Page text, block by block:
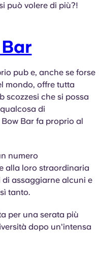
può volere di più?!
pub e, anche se forse
mondo, offre tutta
scozzesi che si possa
di
Bar fa proprio al
numero
alla loro straordinaria
di assaggiarne alcuni e
tanto.
per una serata più
dopo un'intensa